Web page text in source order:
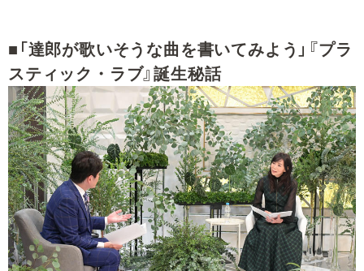
■「達郎が歌いそうな曲を書いてみよう」『プラ
スティック・ラブ』誕生秘話